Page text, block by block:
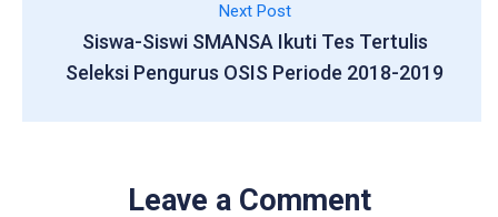
Next Post
Siswa-Siswi SMANSA Ikuti Tes Tertulis
Seleksi Pengurus OSIS Periode 2018-2019
Leave a Comment